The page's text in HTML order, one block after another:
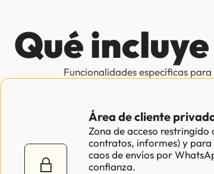
Qué
Funcionalidades específicas
Área de cliente
Zona de acceso
contratos, informes) y para
caos de envíos por
confianza.